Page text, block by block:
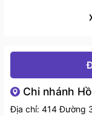
Chi nhánh
Địa chỉ: 414 Đường